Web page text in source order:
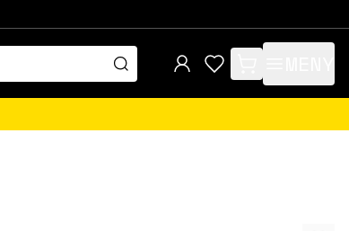
items in cart, view